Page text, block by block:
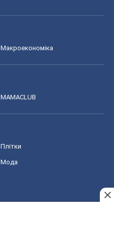
Макроекономіка
MAMACLUB
Плітки
Мода